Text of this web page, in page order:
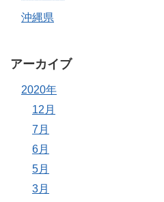
沖縄県
アーカイブ
2020年
12月
7月
6月
5月
3月